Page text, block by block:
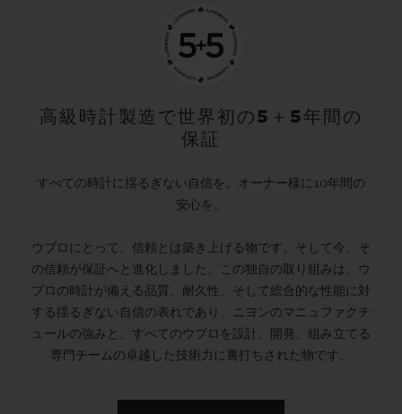
Hublot is the number one luxury company
in world football. The company was the
first Swiss watch brand and first luxury
brand to get involved in football, and the
connected football watch for the 2018 FIFA
entered football in 2006, Hublot has timed
dozens of domestic, European and
international football competitions. This
season, Hublot is also the Premier League’s
next year it will time the UEFA European
高級時計製造で世界初の5＋5年間の
保証
すべての時計に揺るぎない自信を。オーナー様に10年間の
安心を。
ウブロにとって、信頼とは築き上げる物です。そして今、そ
の信頼が保証へと進化しました。この独自の取り組みは、ウ
ブロの時計が備える品質、耐久性、そして総合的な性能に対
する揺るぎない自信の表れであり、ニヨンのマニュファクチ
ュールの強みと、すべてのウブロを設計、開発、組み立てる
専門チームの卓越した技術力に裏打ちされた物です。